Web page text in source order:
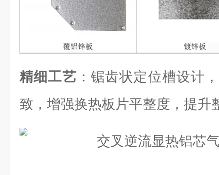
精细工艺 ：锯齿状定位槽设计
致，增强换热板片平整度，提升